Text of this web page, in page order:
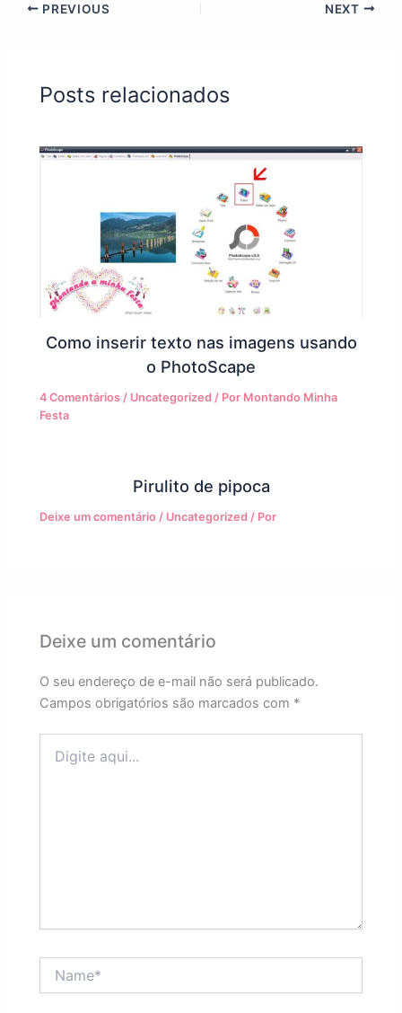
PREVIOUS NEXT
Posts relacionados
Como inserir texto nas imagens usando
o PhotoScape
4 Comentários / Uncategorized / Por Montando Minha
Festa
Pirulito de pipoca
Deixe um comentário / Uncategorized / Por
Deixe um comentário
O seu endereço de e-mail não será publicado.
Campos obrigatórios são marcados com *
aqui...